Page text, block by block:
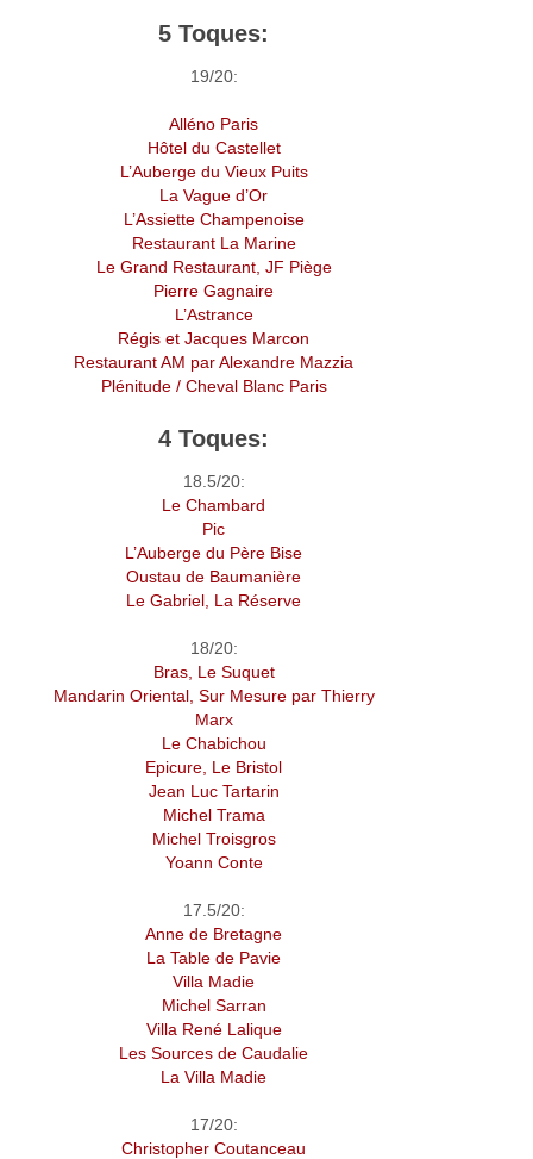
5 Toques:
19/20:
Alléno Paris
Hôtel du Castellet
L’Auberge du Vieux Puits
La Vague d’Or
L’Assiette Champenoise
Restaurant La Marine
Le Grand Restaurant, JF Piège
Pierre Gagnaire
L’Astrance
Régis et Jacques Marcon
Restaurant AM par Alexandre Mazzia
Plénitude / Cheval Blanc Paris
4 Toques:
18.5/20:
Le Chambard
Pic
L’Auberge du Père Bise
Oustau de Baumanière
Le Gabriel, La Réserve
18/20:
Bras, Le Suquet
Mandarin Oriental, Sur Mesure par Thierry
Marx
Le Chabichou
Epicure, Le Bristol
Jean Luc Tartarin
Michel Trama
Michel Troisgros
Yoann Conte
17.5/20:
Anne de Bretagne
La Table de Pavie
Villa Madie
Michel Sarran
Villa René Lalique
Les Sources de Caudalie
La Villa Madie
17/20:
Christopher Coutanceau